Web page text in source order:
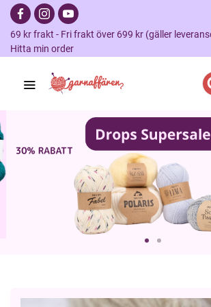
69 kr frakt - Fri frakt över 699 kr (gäller
Hitta min order